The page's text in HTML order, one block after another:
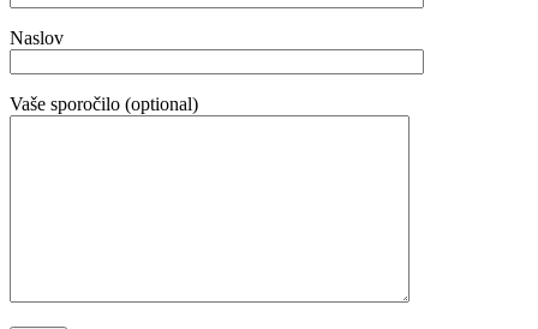
Naslov
Vaše sporočilo (optional)